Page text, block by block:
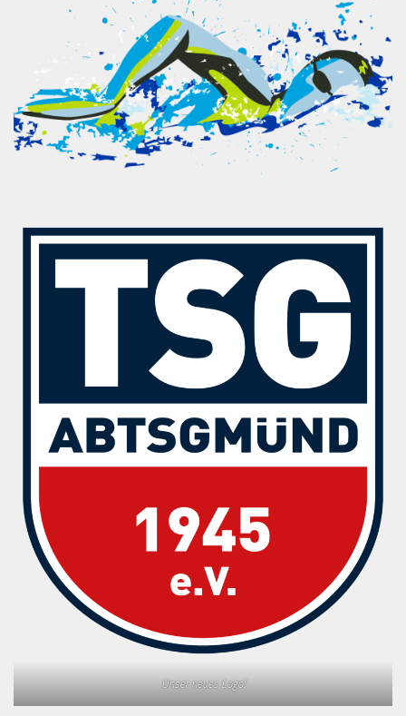
Unser neues Logo!